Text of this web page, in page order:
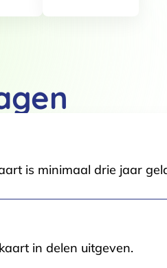
partners kunnen deze gegevens
van jouw gebruik van hun
Voorkeuren
is minimaal drie jaar
in delen uitgeven.